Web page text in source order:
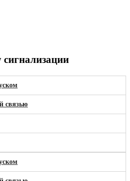
сигнализации
связью